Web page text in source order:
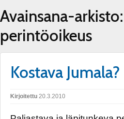
Avainsana-arkisto:
perintöoikeus
Kostava Jumala?
Kirjoitettu 20.3.2010